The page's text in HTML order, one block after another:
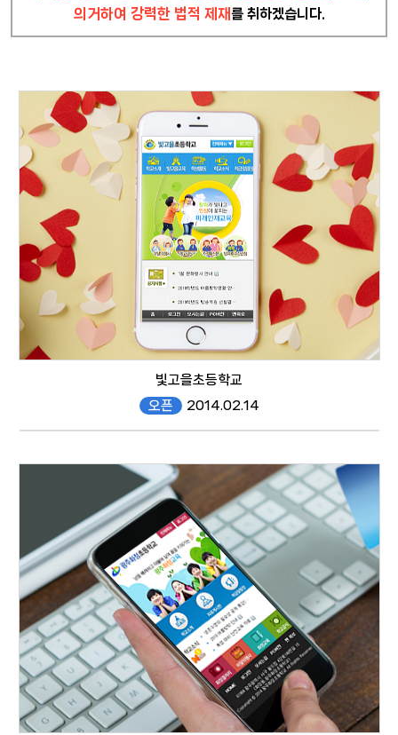
의거하여 강력한 법적 제재를 취하겠습니다.
mobile
빛고을초등학교
오픈
2014.02.14